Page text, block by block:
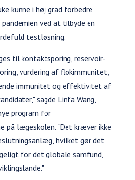
kunne i høj grad forbedre
ved at tilbyde en
testløsning.
til kontaktsporing, reservoir-
vurdering af flokimmunitet,
immunitet og effektivitet af
sagde Linfa Wang,
program for
på lægeskolen. "Det kræver ikke
hvilket gør det
for det globale samfund,